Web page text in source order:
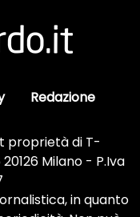
Redazione
proprietà di T-
Milano - P.Iva
in quanto